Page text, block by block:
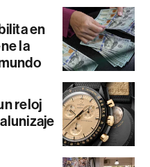
en
la
reloj